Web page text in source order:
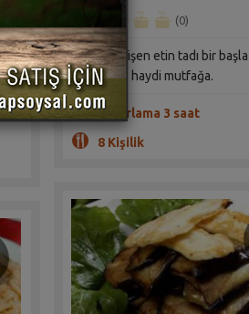
(0)
Güveçte pişen etin tadı bir
diyorsanız haydi mutfağa.
Hazırlama 3 saat
8 Kişilik